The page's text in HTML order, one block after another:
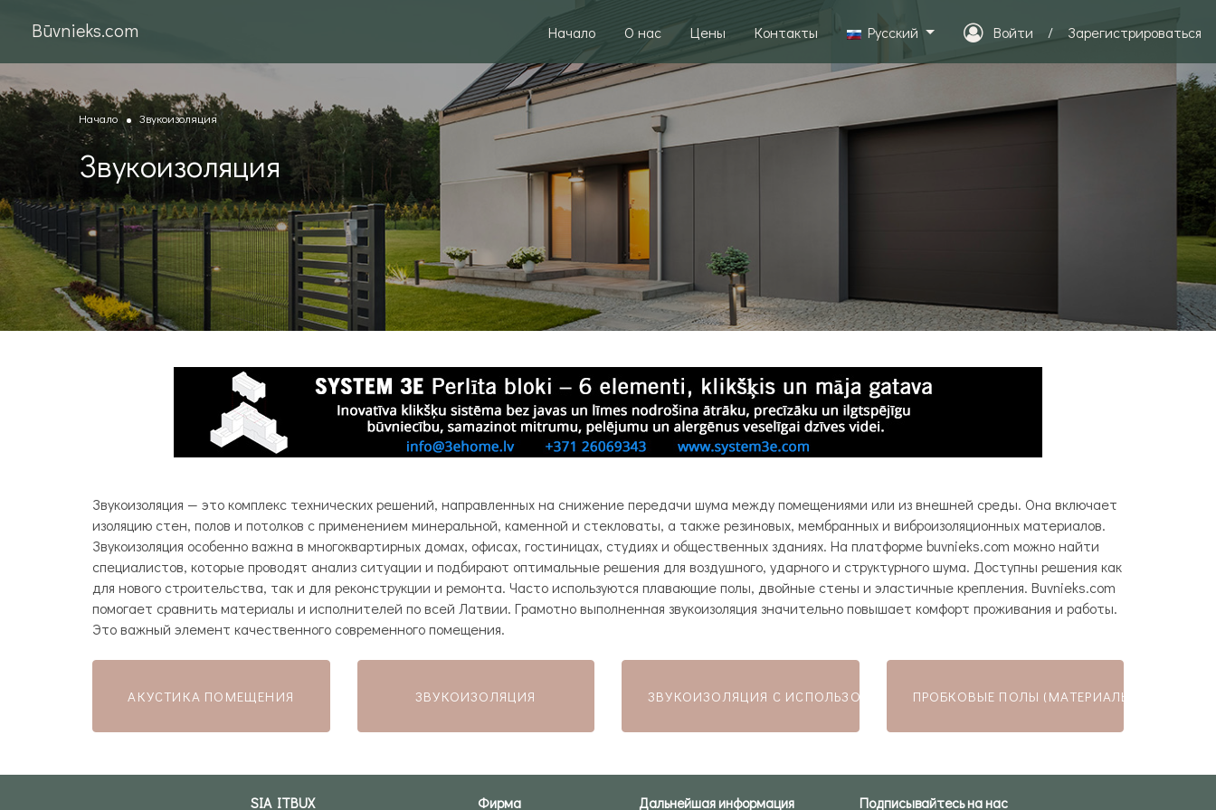
Būvnieks.com Начало О нас Цены Контакты Pусский Войти / Зарегистрироваться
Начало Звукоизоляция
Звукоизоляция
Звукоизоляция — это комплекс технических решений, направленных на снижение передачи шума между помещениями или из внешней среды. Она включает
изоляцию стен, полов и потолков с применением минеральной, каменной и стекловаты, а также резиновых, мембранных и виброизоляционных материалов.
Звукоизоляция особенно важна в многоквартирных домах, офисах, гостиницах, студиях и общественных зданиях. На платформе buvnieks.com можно найти
специалистов, которые проводят анализ ситуации и подбирают оптимальные решения для воздушного, ударного и структурного шума. Доступны решения как
для нового строительства, так и для реконструкции и ремонта. Часто используются плавающие полы, двойные стены и эластичные крепления. Buvnieks.com
помогает сравнить материалы и исполнителей по всей Латвии. Грамотно выполненная звукоизоляция значительно повышает комфорт проживания и работы.
Это важный элемент качественного современного помещения.
АКУСТИКА ПОМЕЩЕНИЯ ЗВУКОИЗОЛЯЦИЯ ЗВУКОИЗОЛЯЦИЯ С ИСПОЛЬЗОВАНИЕМ СМЕСИ ГРАНУЛ ПЕНОПОЛИСТИРОЛА
ПРОБКОВЫЕ ПОЛЫ (МАТЕРИАЛЫ)
SIA ITBUX Фирма Дальнейшая информация Подписывайтесь на нас